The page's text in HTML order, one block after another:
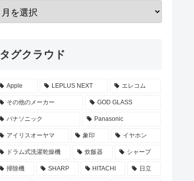
タグクラウド
Apple LEPLUS NEXT エレコム
その他のメーカー GOD GLASS
パナソニック Panasonic
アイリスオーヤマ 象印 イヤホン
ドラム式洗濯乾燥機 炊飯器 シャープ
掃除機 SHARP HITACHI 日立